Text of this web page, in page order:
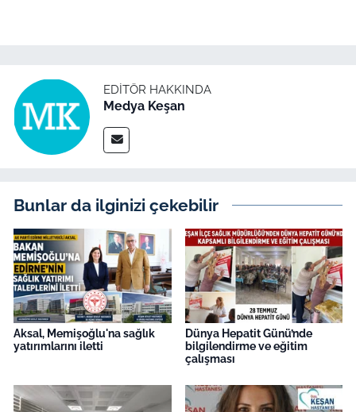
EDITÖR HAKKINDA
Medya Keşan
Bunlar da ilginizi çekebilir
Aksal, Memişoğlu'na sağlık
yatırımlarını iletti
Dünya Hepatit Günü’nde
bilgilendirme ve eğitim
çalışması